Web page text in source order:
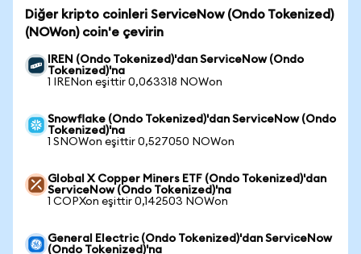
Diğer kripto coinleri ServiceNow (Ondo Tokenized)
(NOWon) coin'e çevirin
IREN (Ondo Tokenized)'dan ServiceNow (Ondo
Tokenized)'na
1 IRENon eşittir 0,063318 NOWon
Snowflake (Ondo Tokenized)'dan ServiceNow (Ondo
Tokenized)'na
1 SNOWon eşittir 0,527050 NOWon
Global X Copper Miners ETF (Ondo Tokenized)'dan
ServiceNow (Ondo Tokenized)'na
1 COPXon eşittir 0,142503 NOWon
General Electric (Ondo Tokenized)'dan ServiceNow
(Ondo Tokenized)'na